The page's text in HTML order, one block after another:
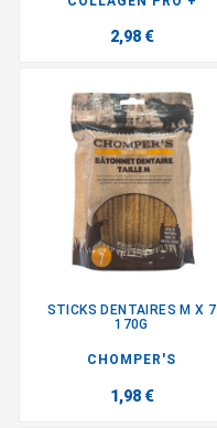
2,98 €
STICKS DENTAIRES M X 7
170G
CHOMPER'S
1,98 €